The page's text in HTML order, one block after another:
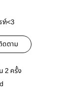
ท์<3
ดตาม
2 ครั้ง